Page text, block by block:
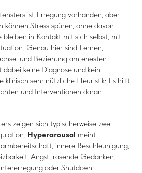
ist Erregung vorhanden, aber
können Stress spüren, ohne davon
bleiben in Kontakt mit sich selbst, mit
Genau hier sind Lernen,
und Beziehung am ehesten
keine Diagnose und kein
klinisch sehr nützliche Heuristik: Es hilft
und Interventionen daran
zeigen sich typischerweise zwei
Hyperarousal meint
innere Beschleunigung,
Angst, rasende Gedanken.
oder Shutdown: